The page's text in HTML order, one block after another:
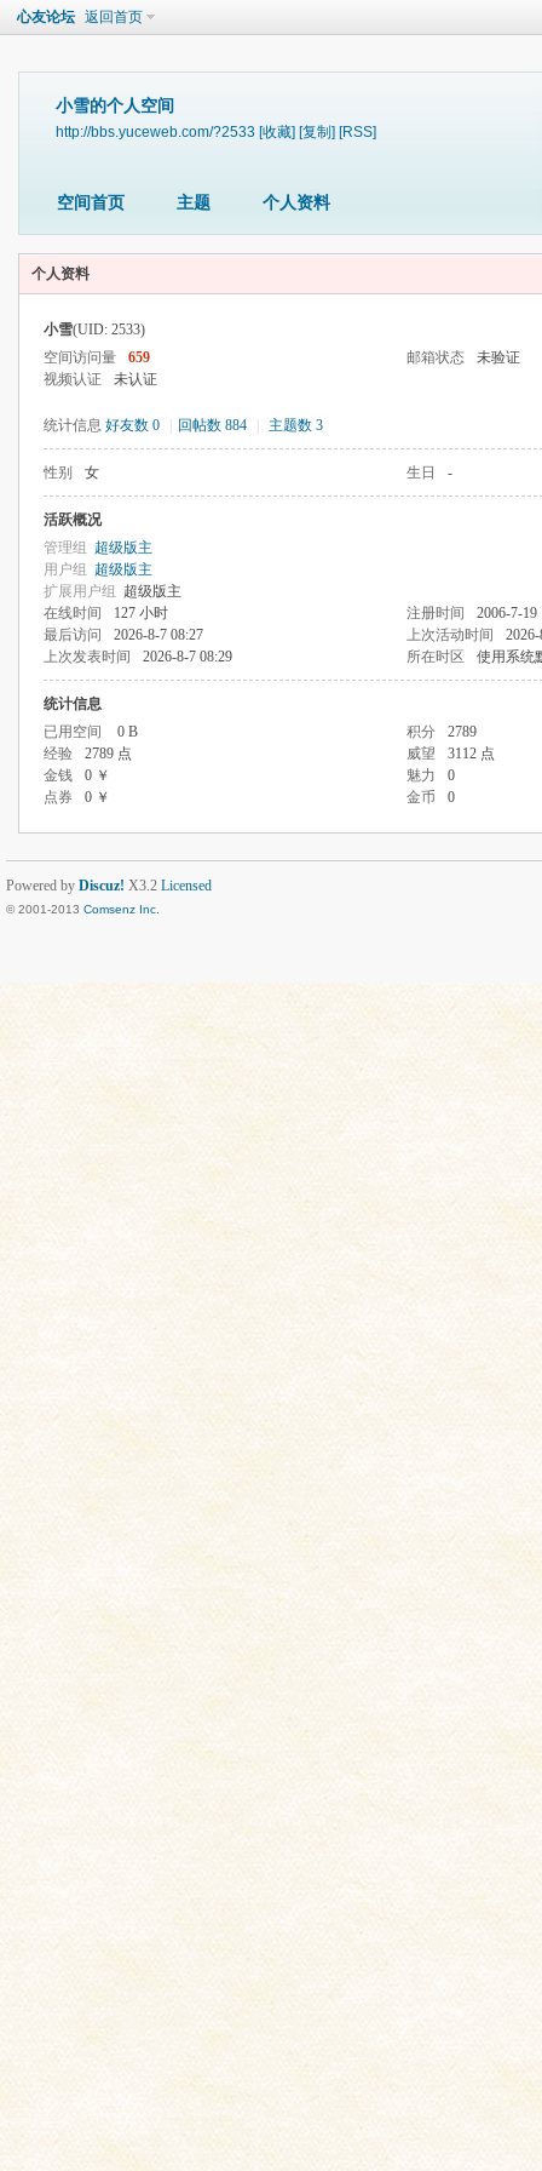
心友论坛 返回首页
小雪的个人空间
http://bbs.yuceweb.com/?2533 [收藏] [复制] [RSS]
空间首页 主题 个人资料
个人资料
小雪(UID: 2533)
空间访问量
659 邮箱状态
未验证
视频认证
未认证
统计信息 好友数 0 回帖数 884 主题数 3
性别 女 生日 -
活跃概况
管理组 超级版主
用户组 超级版主
扩展用户组 超级版主
在线时间
127 小时 注册时间
2006-7-19
最后访问
2026-8-7 08:27 上次活动时间
上次发表时间
2026-8-7 08:29 所在时区 使用系统
统计信息
已用空间
0 B 积分
2789
经验
2789 点 威望
3112 点
金钱
0 ￥ 魅力
0
点券
0 ￥ 金币 0
Powered by Discuz! X3.2 Licensed
© 2001-2013 Comsenz Inc.